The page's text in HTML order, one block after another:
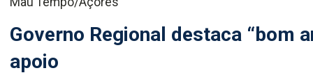
Governo Regional destaca “bom
apoio